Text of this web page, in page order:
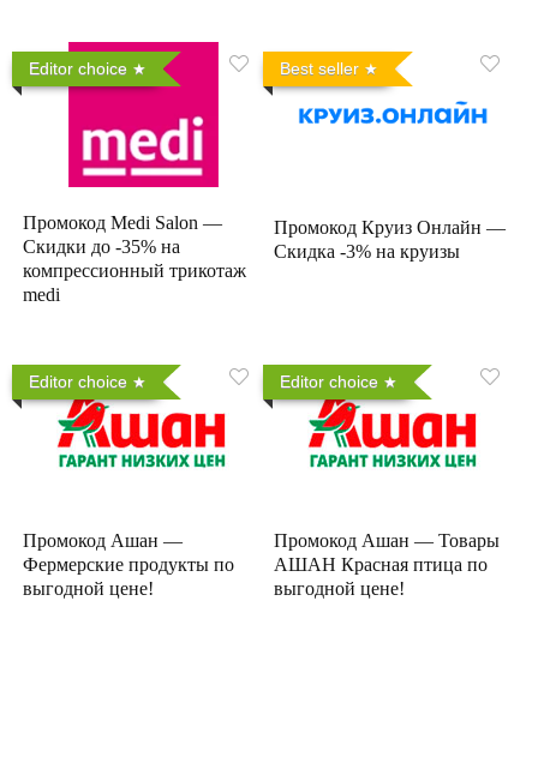
Editor choice
Промокод Medi Salon —
Скидки до -35% на
компрессионный трикотаж
medi
Best seller
Промокод Круиз Онлайн —
Скидка -3% на круизы
Editor choice
Промокод Ашан —
Фермерские продукты по
выгодной цене!
Editor choice
Промокод Ашан — Товары
АШАН Красная птица по
выгодной цене!